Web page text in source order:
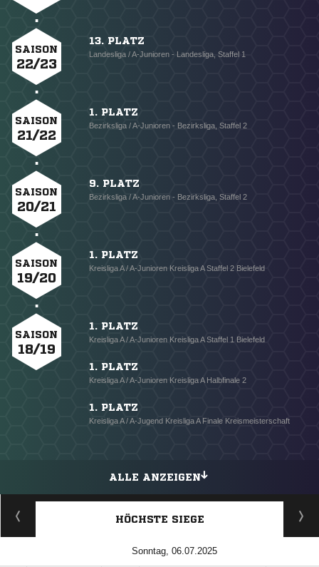
SAISON
22/23
13. PLATZ
Landesliga / A-Junioren - Landesliga, Staffel 1
SAISON
21/22
1. PLATZ
Bezirksliga / A-Junioren - Bezirksliga, Staffel 2
SAISON
20/21
9. PLATZ
Bezirksliga / A-Junioren - Bezirksliga, Staffel 2
SAISON
19/20
1. PLATZ
Kreisliga A / A-Junioren Kreisliga A Staffel 2 Bielefeld
SAISON
18/19
1. PLATZ
Kreisliga A / A-Junioren Kreisliga A Staffel 1 Bielefeld
1. PLATZ
Kreisliga A / A-Junioren Kreisliga A Halbfinale 2
1. PLATZ
Kreisliga A / A-Jugend Kreisliga A Finale Kreismeisterschaft
ALLE ANZEIGEN
HÖCHSTE SIEGE
Sonntag, 06.07.2025